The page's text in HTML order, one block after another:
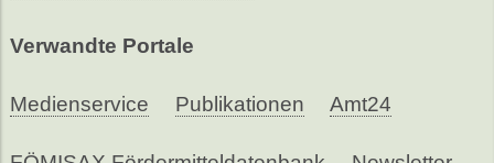
Verwandte Portale
Medienservice Publikationen Amt24